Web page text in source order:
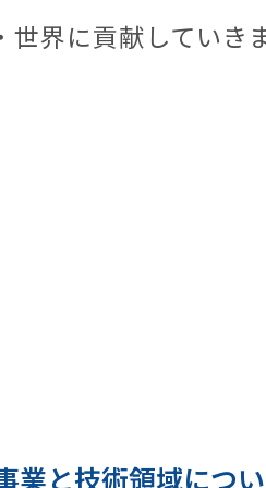
世界に貢献していきま
業と技術領域につ